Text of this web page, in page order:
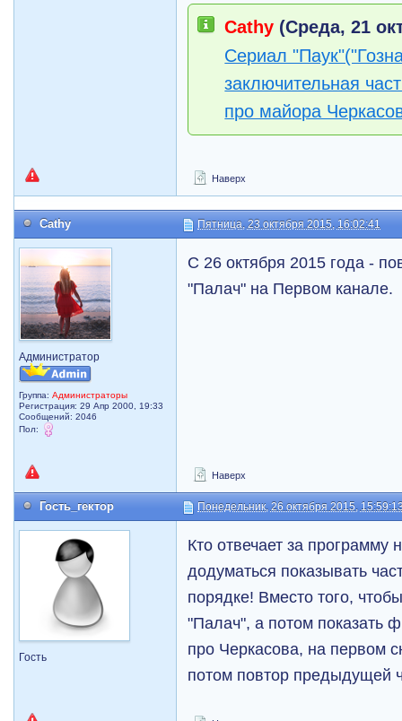
Cathy (Среда, 21
Сериал
заключительная
про майора
Наверх
Cathy Пятница, 23 октября 2015, 16:02:41
Администратор
Группа:Администраторы
Регистрация: 29 Апр 2000, 19:33
Сообщений: 2046
Пол:
С 26 октября 2015 года -
"Палач" на Первом канале.
Наверх
Гость_гектор Понедельник, 26 октября 2015,
Гость
Кто отвечает за
додуматься показывать
порядке! Вместо того,
"Палач", а потом показать
про Черкасова, на первом
потом повтор предыдущей